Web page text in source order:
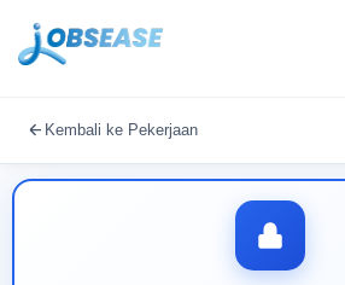
Kembali ke Pekerjaan
Buat profil Anda untuk membuka